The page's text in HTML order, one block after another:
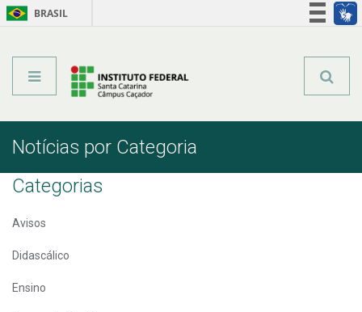
BRASIL
Notícias por Categoria
Categorias
Avisos
Didascálico
Ensino